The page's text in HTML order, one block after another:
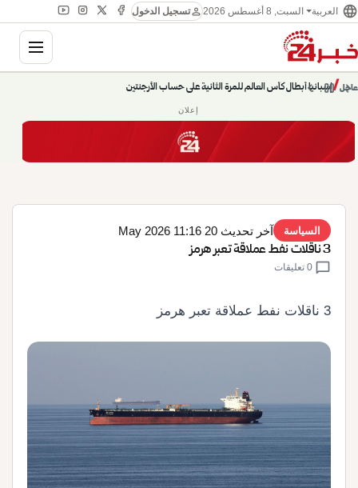
language العربية السبت, 8 أغسطس 2026 personتسجيل الدخول
عاجل/إسبانيا أبطال كأس العالم للمرة الثانية على حساب الأرجنتين chevron_right
pause
chevron_left
إعلان
السياسة آخر تحديث 20 May 2026 11:16
3 ناقلات نفط عملاقة تعبر هرمز
chat_bubble
3 ناقلات نفط عملاقة تعبر هرمز